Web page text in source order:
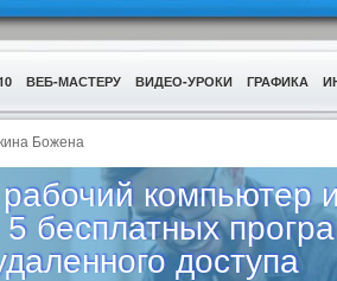
ВЕБ-МАСТЕРУ ВИДЕО-УРОКИ ГРАФИКА
Божена
компьютер
5 бесплатных
доступа